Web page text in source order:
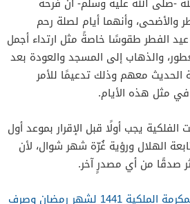
والأضحى، وأنهما أيام لصلة رحم
الفطر طقوسًا خاصةً مثل ارتداء أجمل
والذهاب إلى المسجد والعودة بعد
الحديث معهم وذلك تدعيمًا للأمر
في مثل هذه الأيام.
الفلكية يجب أولًا قبل الإقرار بموعد أول
الهلال ورؤية غُرّة شهر شوال، لأن
صدقًا من أي مصدرٍ آخر.
موعد نزول المكرمة الملكية 1441 لشهر رمضان وصرف